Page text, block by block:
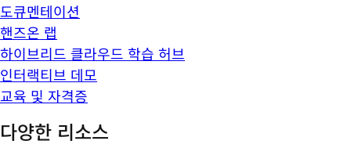
도큐멘테이션
핸즈온 랩
하이브리드 클라우드 학습 허브
인터랙티브 데모
교육 및 자격증
다양한 리소스